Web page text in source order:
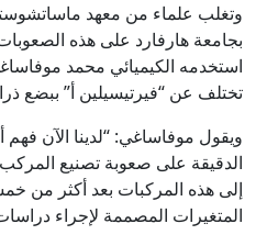
وتغلب علماء من معهد
بجامعة هارفارد على هذه
استخدمه الكيميائي محمد
تختلف عن “فيرتيسيلين أ” ببضع
ويقول موفاساغي: “لدينا الآن فهم
الدقيقة على صعوبة تصنيع
إلى هذه المركبات بعد أكثر من
المتغيرات المصممة لإجراء